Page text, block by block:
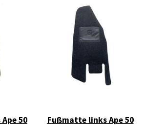
50 Fußmatte links Ape 50